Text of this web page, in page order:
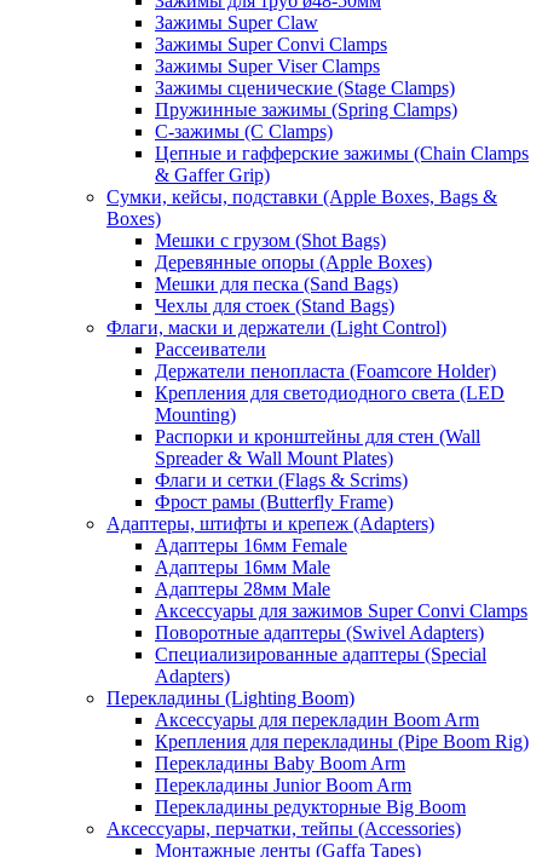
Зажимы Super Claw
Зажимы Super Convi Clamps
Зажимы Super Viser Clamps
Зажимы сценические (Stage Clamps)
Пружинные зажимы (Spring Clamps)
С-зажимы (C Clamps)
Цепные и гафферские зажимы (Chain Clamps
& Gaffer Grip)
Сумки, кейсы, подставки (Apple Boxes, Bags &
Boxes)
Мешки с грузом (Shot Bags)
Деревянные опоры (Apple Boxes)
Мешки для песка (Sand Bags)
Чехлы для стоек (Stand Bags)
Флаги, маски и держатели (Light Control)
Рассеиватели
Держатели пенопласта (Foamcore Holder)
Крепления для светодиодного света (LED
Mounting)
Распорки и кронштейны для стен (Wall
Spreader & Wall Mount Plates)
Флаги и сетки (Flags & Scrims)
Фрост рамы (Butterfly Frame)
Адаптеры, штифты и крепеж (Adapters)
Адаптеры 16мм Female
Адаптеры 16мм Male
Адаптеры 28мм Male
Аксессуары для зажимов Super Convi Clamps
Поворотные адаптеры (Swivel Adapters)
Специализированные адаптеры (Special
Adapters)
Перекладины (Lighting Boom)
Аксессуары для перекладин Boom Arm
Крепления для перекладины (Pipe Boom Rig)
Перекладины Baby Boom Arm
Перекладины Junior Boom Arm
Перекладины редукторные Big Boom
Аксессуары, перчатки, тейпы (Accessories)
Монтажные ленты (Gaffa Tapes)